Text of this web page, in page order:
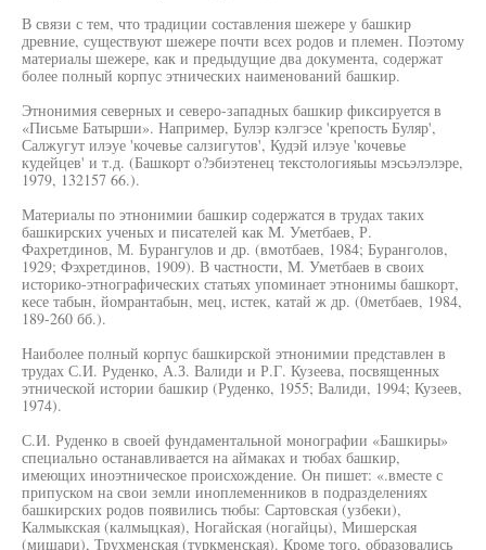
В связи с тем, что традиции составления шежере у башкир
древние, существуют шежере почти всех родов и племен. Поэтому
материалы шежере, как и предыдущие два документа, содержат
более полный корпус этнических наименований башкир.
Этнонимия северных и северо-западных башкир фиксируется в
«Письме Батырши». Например, Булэр кэлгэсе 'крепость Буляр',
Салжугут илэуе 'кочевье салзигутов', Кудэй илэуе 'кочевье
кудейцев' и т.д. (Башкорт о?эбиэтенец текстологияыы мэсьэлэлэре,
1979, 132157 66.).
Материалы по этнонимии башкир содержатся в трудах таких
башкирских ученых и писателей как М. Уметбаев, Р.
Фахретдинов, М. Бурангулов и др. (вмотбаев, 1984; Буранголов,
1929; Фэхретдинов, 1909). В частности, М. Уметбаев в своих
историко-этнографических статьях упоминает этнонимы башкорт,
кесе табын, йомрантабын, мец, истек, катай ж др. (0метбаев, 1984,
189-260 бб.).
Наиболее полный корпус башкирской этнонимии представлен в
трудах С.И. Руденко, А.З. Валиди и Р.Г. Кузеева, посвященных
этнической истории башкир (Руденко, 1955; Валиди, 1994; Кузеев,
1974).
С.И. Руденко в своей фундаментальной монографии «Башкиры»
специально останавливается на аймаках и тюбах башкир,
имеющих иноэтническое происхождение. Он пишет: «.вместе с
припуском на свои земли иноплеменников в подразделениях
башкирских родов появились тюбы: Сартовская (узбеки),
Калмыкская (калмыцкая), Ногайская (ногайцы), Мишерская
(мишари), Трухменская (туркменская). Кроме того, образовались